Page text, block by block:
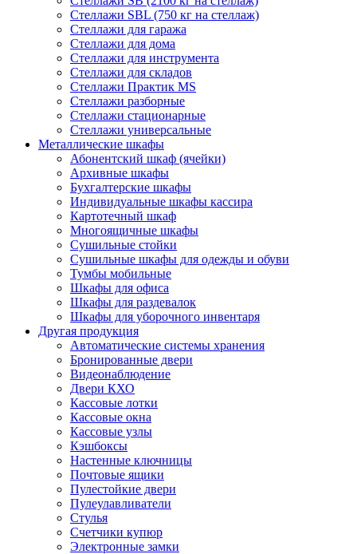
Стеллажи SBL (750 кг на стеллаж)
Стеллажи для гаража
Стеллажи для дома
Стеллажи для инструмента
Стеллажи для складов
Стеллажи Практик MS
Стеллажи разборные
Стеллажи стационарные
Стеллажи универсальные
Металлические шкафы
Абонентский шкаф (ячейки)
Архивные шкафы
Бухгалтерские шкафы
Индивидуальные шкафы кассира
Картотечный шкаф
Многоящичные шкафы
Сушильные стойки
Сушильные шкафы для одежды и обуви
Тумбы мобильные
Шкафы для офиса
Шкафы для раздевалок
Шкафы для уборочного инвентаря
Другая продукция
Автоматические системы хранения
Бронированные двери
Видеонаблюдение
Двери КХО
Кассовые лотки
Кассовые окна
Кассовые узлы
Кэшбоксы
Настенные ключницы
Почтовые ящики
Пулестойкие двери
Пулеулавливатели
Стулья
Счетчики купюр
Электронные замки